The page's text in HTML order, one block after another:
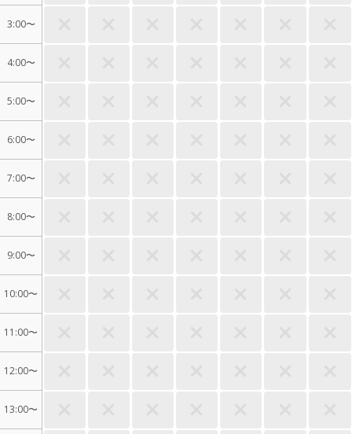
3:00〜
4:00〜
5:00〜
6:00〜
7:00〜
8:00〜
9:00〜
10:00〜
11:00〜
12:00〜
13:00〜